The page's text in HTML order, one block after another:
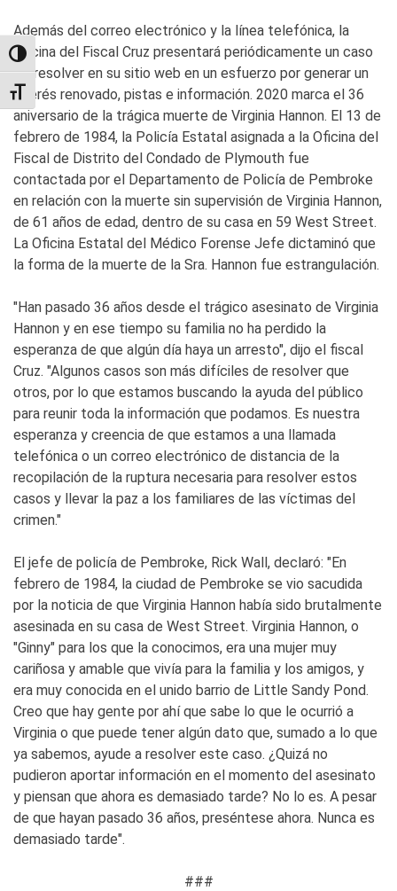
TOGGLE HIGH CONTRAST
TOGGLE FONT SIZE
Además del correo electrónico y la línea telefónica, la
Oficina del Fiscal Cruz presentará periódicamente un caso
sin resolver en su sitio web en un esfuerzo por generar un
interés renovado, pistas e información. 2020 marca el 36
aniversario de la trágica muerte de Virginia Hannon. El 13 de
febrero de 1984, la Policía Estatal asignada a la Oficina del
Fiscal de Distrito del Condado de Plymouth fue
contactada por el Departamento de Policía de Pembroke
en relación con la muerte sin supervisión de Virginia Hannon,
de 61 años de edad, dentro de su casa en 59 West Street.
La Oficina Estatal del Médico Forense Jefe dictaminó que
la forma de la muerte de la Sra. Hannon fue estrangulación.
"Han pasado 36 años desde el trágico asesinato de Virginia
Hannon y en ese tiempo su familia no ha perdido la
esperanza de que algún día haya un arresto", dijo el fiscal
Cruz. "Algunos casos son más difíciles de resolver que
otros, por lo que estamos buscando la ayuda del público
para reunir toda la información que podamos. Es nuestra
esperanza y creencia de que estamos a una llamada
telefónica o un correo electrónico de distancia de la
recopilación de la ruptura necesaria para resolver estos
casos y llevar la paz a los familiares de las víctimas del
crimen."
El jefe de policía de Pembroke, Rick Wall, declaró: "En
febrero de 1984, la ciudad de Pembroke se vio sacudida
por la noticia de que Virginia Hannon había sido brutalmente
asesinada en su casa de West Street. Virginia Hannon, o
"Ginny" para los que la conocimos, era una mujer muy
cariñosa y amable que vivía para la familia y los amigos, y
era muy conocida en el unido barrio de Little Sandy Pond.
Creo que hay gente por ahí que sabe lo que le ocurrió a
Virginia o que puede tener algún dato que, sumado a lo que
ya sabemos, ayude a resolver este caso. ¿Quizá no
pudieron aportar información en el momento del asesinato
y piensan que ahora es demasiado tarde? No lo es. A pesar
de que hayan pasado 36 años, preséntese ahora. Nunca es
demasiado tarde".
###